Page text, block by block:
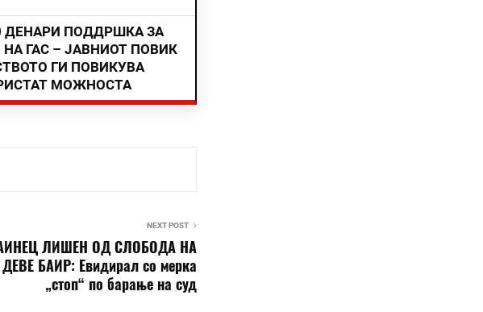
ДЕНАРИ ПОДДРШКА ЗА
ГАС – ЈАВНИОТ ПОВИК
ГИ ПОВИКУВА
МОЖНОСТА
NEXT POST
ЛИШЕН ОД СЛОБОДА НА
ДЕВЕ БАИР: Евидирал со мерка
„стоп“ по барање на суд